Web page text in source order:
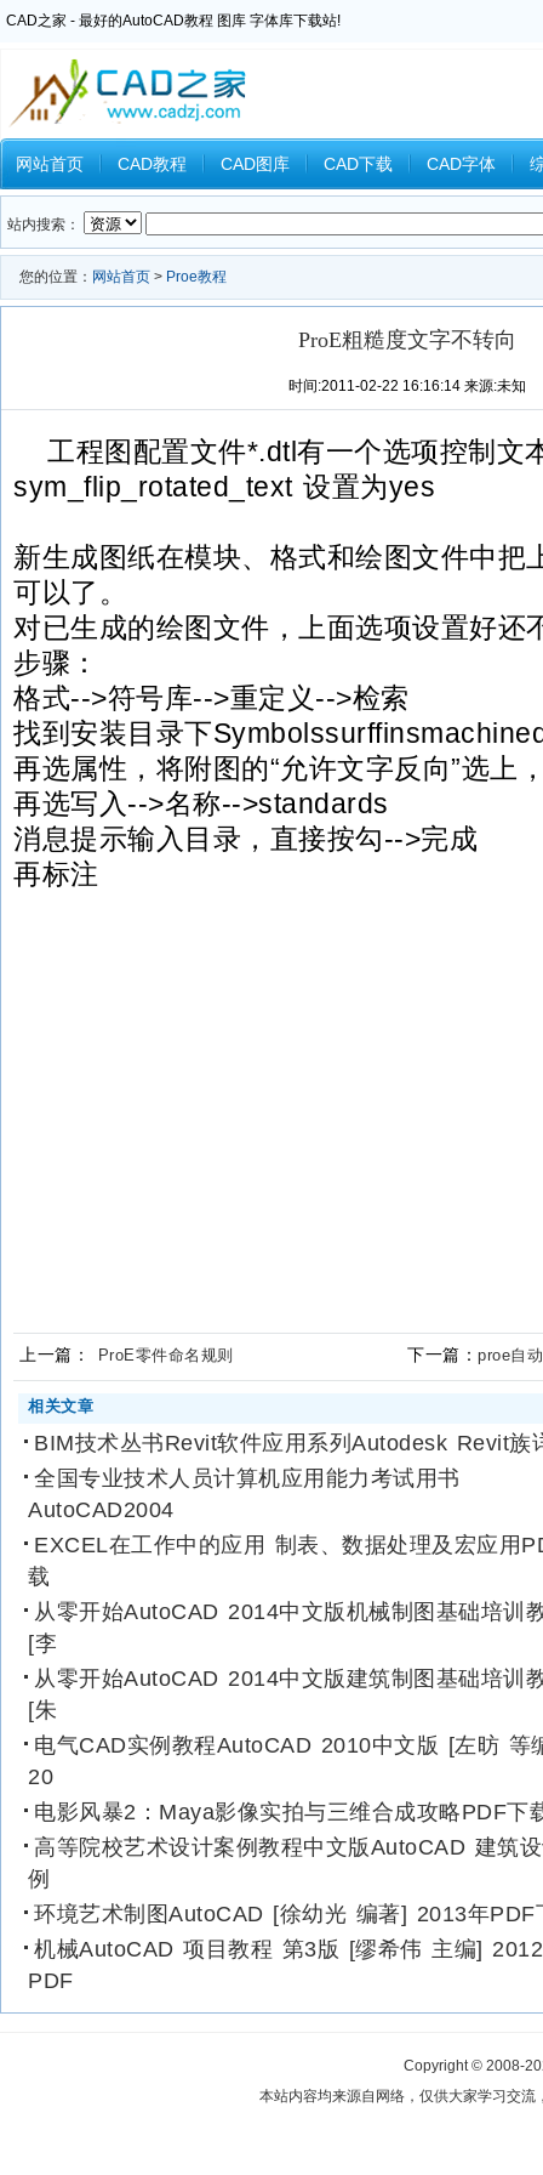
CAD之家 - 最好的AutoCAD教程 图库 字体库下载站!
网站首页 CAD教程 CAD图库 CAD下载 CAD字体
Inventor教程 Ansys教程 CAXA教程 中望CAD Catia教
站内搜索：
您的位置： 网站首页 > Proe教程
ProE粗糙度文字不转向
时间:2011-02-22 16:16:14 来源:未知
工程图配置文件*.dtl有一个选项控制文
sym_flip_rotated_text 设置为yes
新生成图纸在模块、格式和绘图文件中把
可以了。
对已生成的绘图文件，上面选项设置好还
步骤：
格式-->符号库-->重定义-->检索
找到安装目录下
再选属性，将附图的“允许文字反向”选上
再选写入-->名称-->standards
消息提示输入目录，直接按勾-->完成
再标注
上一篇： ProE零件命名规则 下一篇： proe自
相关文章
BIM技术丛书Revit软件应用系列Autodesk Revit族
全国专业技术人员计算机应用能力考试用书
AutoCAD2004
EXCEL在工作中的应用 制表、数据处理及宏应用
载
从零开始AutoCAD 2014中文版机械制图基础培训
[李
从零开始AutoCAD 2014中文版建筑制图基础培训
[朱
电气CAD实例教程AutoCAD 2010中文版 [左昉 等
20
电影风暴2：Maya影像实拍与三维合成攻略PDF下
高等院校艺术设计案例教程中文版AutoCAD 建筑
例
环境艺术制图AutoCAD [徐幼光 编著] 2013年PDF
机械AutoCAD 项目教程 第3版 [缪希伟 主编]
PDF
Copyright © 2008-
本站内容均来源自网络，仅供大家学习交